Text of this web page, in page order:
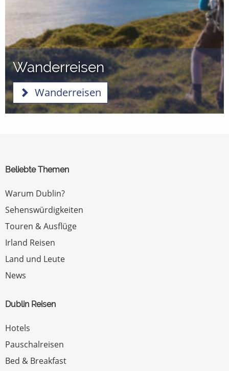
Wanderreisen
Wanderreisen
Beliebte Themen
Warum Dublin?
Sehenswürdigkeiten
Touren & Ausflüge
Irland Reisen
Land und Leute
News
Dublin Reisen
Hotels
Pauschalreisen
Bed & Breakfast